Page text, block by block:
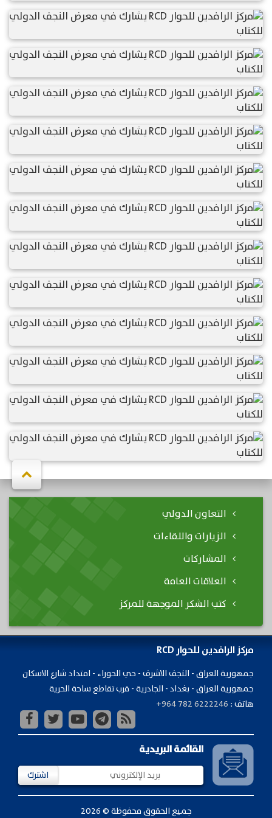
التعاون الدولي
الزيارات واللقاءات
المشاركات
العلاقات العامة
كتب الشكر الموجهة للمركز
مركز الرافدين للحوار RCD
جمهورية ​العراق - النجف الاشرف - حي الحوراء - امتداد شارع الاسكان
جمهورية العراق - بغداد - الجادرية - قرب تقاطع ساحة الحرية
هاتف : +964 782 6222246
القائمة البريدية
اشترك
جميع الحقوق محفوظة © 2026